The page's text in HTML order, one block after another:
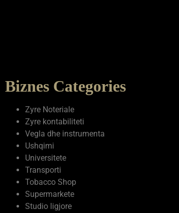
Biznes Categories
Zyre Noteriale
Zyre kontabiliteti
Vegla dhe instrumenta
Ushqimi
Universitete
Transporti
Tobacco Shop
Supermarkete
Studio ligjore